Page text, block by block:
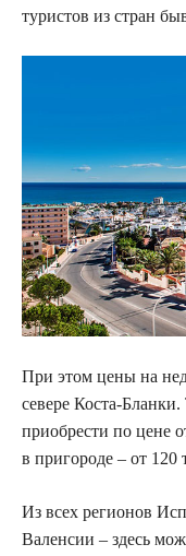
туристов из стран
При этом цены на
севере Коста-
приобрести по цене
в пригороде – от 120
Из всех регионов
Валенсии – здесь